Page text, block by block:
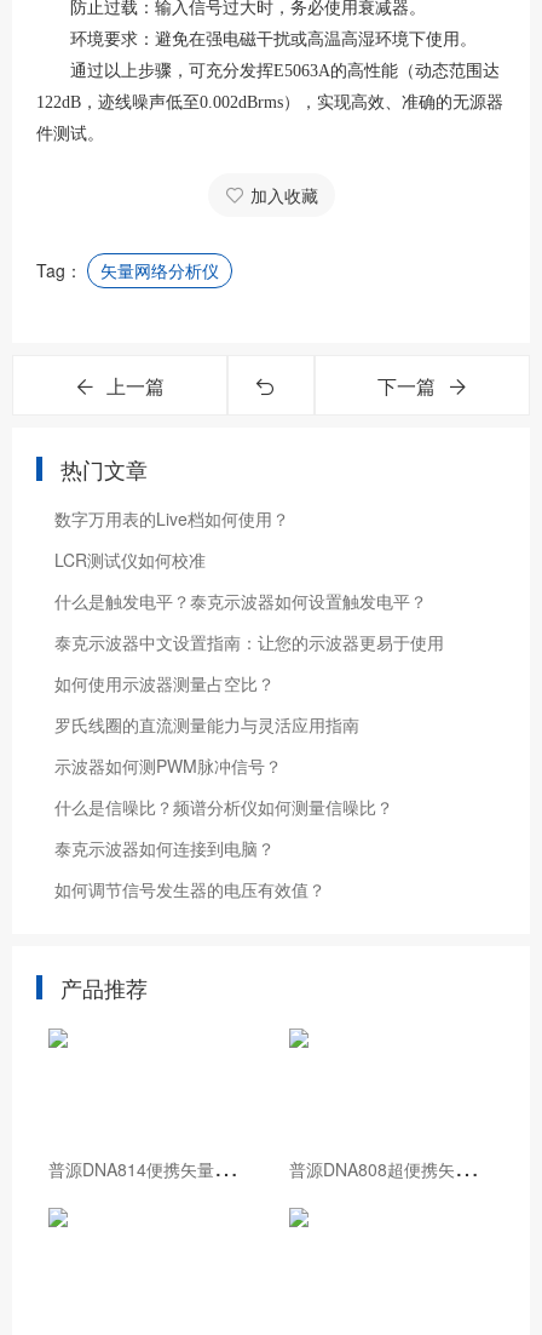
防止过载 ：输入信号过大时，务必使用衰减器。
环境要求 ：避免在强电磁干扰或高温高湿环境下使用。
通过以上步骤，可充分发挥E5063A的高性能（动态范围达
122dB，迹线噪声低至0.002dBrms），实现高效、准确的无源器
件测试。
加入收藏
Tag： 矢量网络分析仪
上一篇 下一篇
热门文章
数字万用表的Live档如何使用？
LCR测试仪如何校准
什么是触发电平？泰克示波器如何设置触发电平？
泰克示波器中文设置指南：让您的示波器更易于使用
如何使用示波器测量占空比？
罗氏线圈的直流测量能力与灵活应用指南
示波器如何测PWM脉冲信号？
什么是信噪比？频谱分析仪如何测量信噪比？
泰克示波器如何连接到电脑？
如何调节信号发生器的电压有效值？
产品推荐
普
源DNA814便携矢量网络分析仪 普
源DNA808超便携矢量网络分析仪